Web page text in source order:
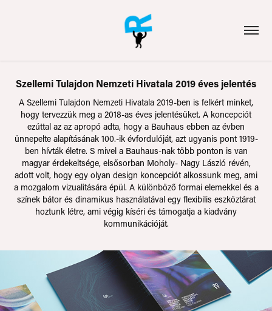
Szellemi Tulajdon Nemzeti Hivatala 2019 éves jelentés
A Szellemi Tulajdon Nemzeti Hivatala 2019-ben is felkért minket,
hogy tervezzük meg a 2018-as éves jelentésüket. A koncepciót
ezúttal az az apropó adta, hogy a Bauhaus ebben az évben
ünnepelte alapításának 100.-ik évfordulóját, azt ugyanis pont 1919-
ben hívták életre. S mivel a Bauhaus-nak több ponton is van
magyar érdekeltsége, elsősorban Moholy- Nagy László révén,
adott volt, hogy egy olyan design koncepciót alkossunk meg, ami
a mozgalom vizualitására épül. A különböző formai elemekkel és a
színek bátor és dinamikus használatával egy flexibilis eszköztárat
hoztunk létre, ami végig kíséri és támogatja a kiadvány
kommunikációját.